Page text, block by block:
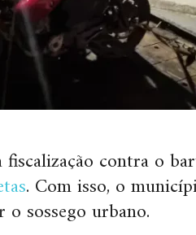
contra o
. Com isso, o
sossego urbano.